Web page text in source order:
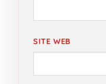
SITE WEB